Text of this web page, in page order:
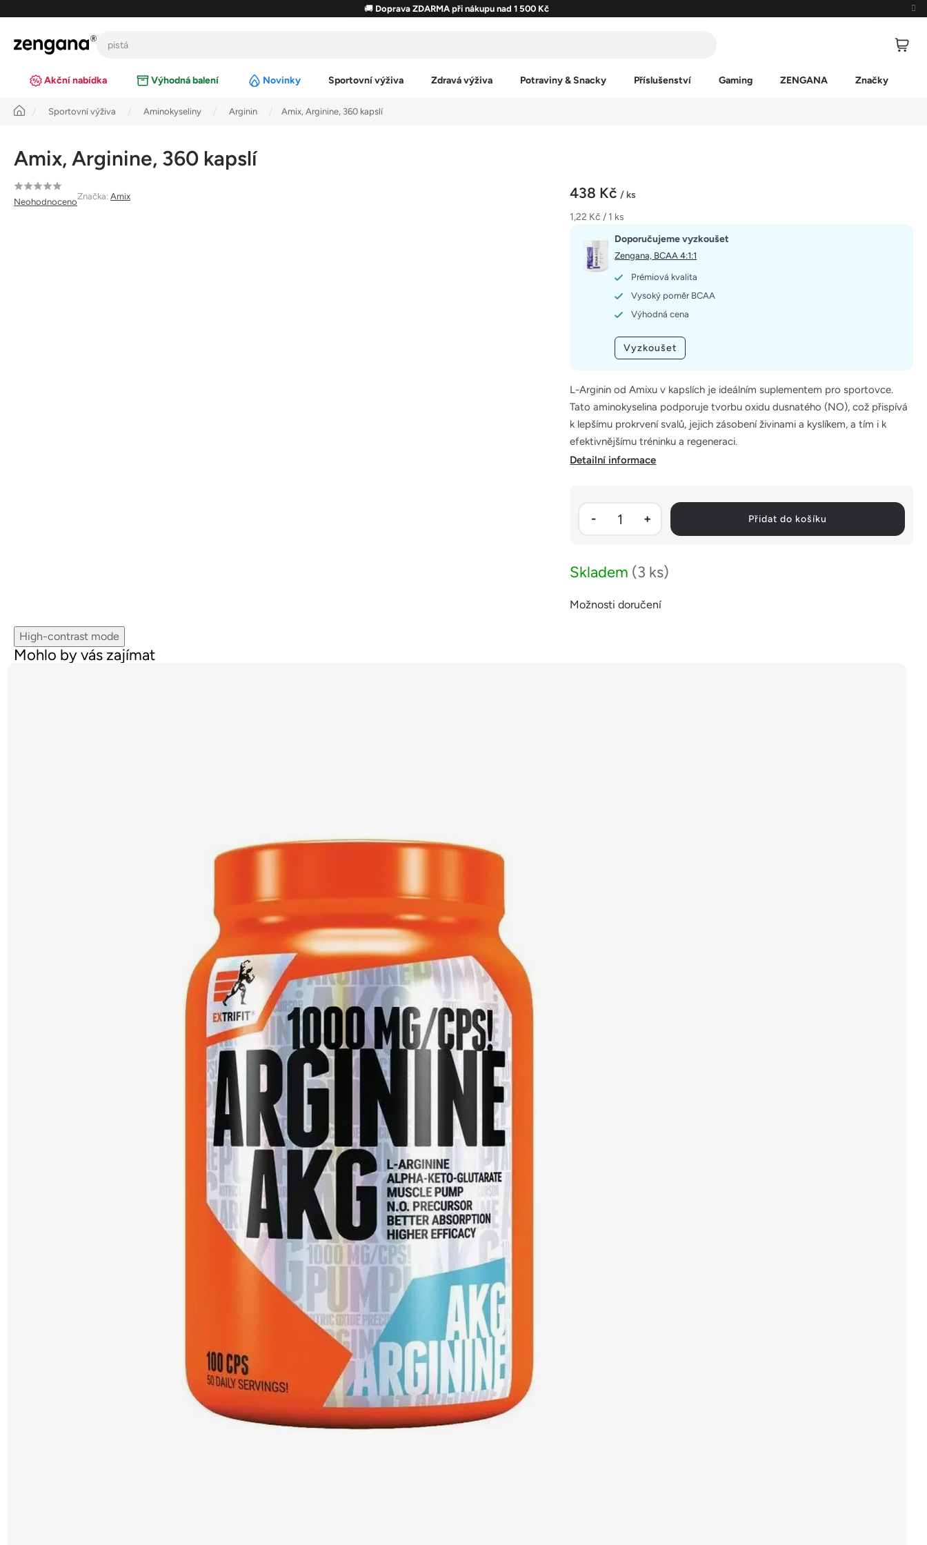
obsah
🚚 Doprava ZDARMA při nákupu nad 1 500 Kč
Akční nabídka Výhodná balení Novinky Sportovní výživa Zdravá výživa Potraviny & Snacky Příslušenství Gaming ZENGANA Značky
Úvod Sportovní výživa Aminokyseliny Arginin Amix, Arginine, 360 kapslí
Amix, Arginine, 360 kapslí
Průměrné
hodnocení
Neohodnoceno
Značka: Amix 438 Kč/ ks
Měrná
1,22 Kč / 1 ks
Skladem (3 ks)
Možnosti doručení
Přidat do košíku
L-Arginin od Amixu v kapslích je ideálním suplementem pro sportovce.
Tato aminokyselina podporuje tvorbu oxidu dusnatého (NO), což přispívá
k lepšímu prokrvení svalů, jejich zásobení živinami a kyslíkem, a tím i k
efektivnějšímu tréninku a regeneraci.
Doporučujeme vyzkoušet
Zengana, BCAA 4:1:1
Prémiová kvalita
Vysoký poměr BCAA
Výhodná cena
Vyzkoušet
Detailní informace
High-contrast mode
Mohlo by vás zajímat